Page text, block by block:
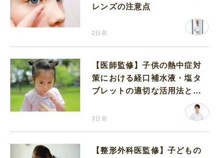
レンズの注意点
2日前
【医師監修】子供の熱中症対
策における経口補水液・塩タ
ブレットの適切な活用法と水
3日前
【整形外科医監修】子どもの